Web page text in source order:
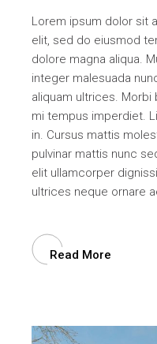
Lorem ipsum dolor sit
elit, sed do eiusmod
dolore magna aliqua.
integer malesuada
aliquam ultrices.
mi tempus imperdiet.
in. Cursus mattis
pulvinar mattis nunc
elit ullamcorper
ultrices neque ornare
Read More